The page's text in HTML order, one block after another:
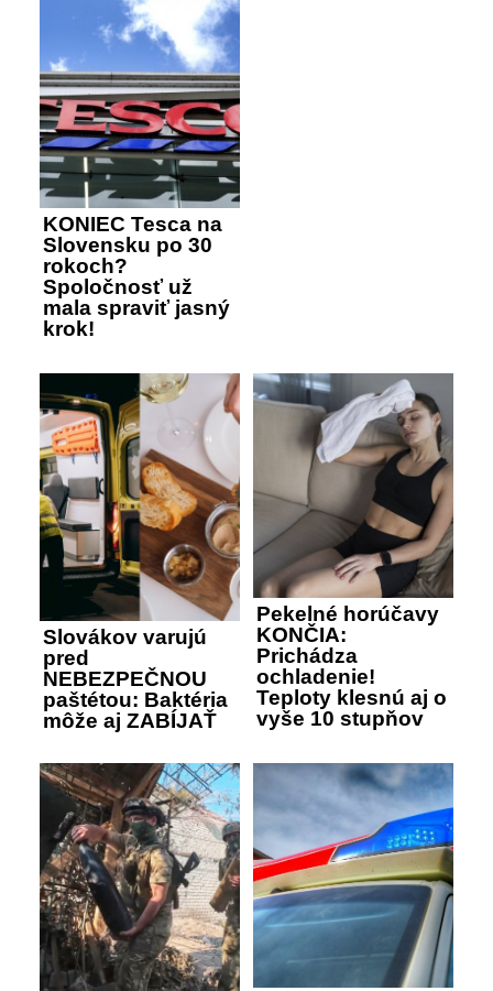
KONIEC Tesca na
Slovensku po 30
rokoch?
Spoločnosť už
mala spraviť jasný
krok!
Slovákov varujú
pred
NEBEZPEČNOU
paštétou: Baktéria
môže aj ZABÍJAŤ
Pekelné horúčavy
KONČIA:
Prichádza
ochladenie!
Teploty klesnú aj o
vyše 10 stupňov